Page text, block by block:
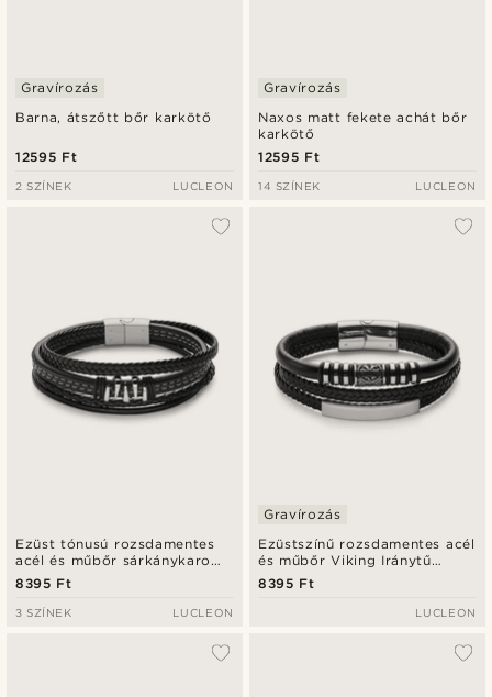
Barna, átszőtt bőr karkötő
Gravírozás
12595 Ft
2 SZÍNEK LUCLEON
Naxos matt fekete achát bőr
karkötő
Gravírozás
12595 Ft
14 SZÍNEK LUCLEON
Ezüst tónusú rozsdamentes
acél és műbőr sárkánykarom
karkötő
8395 Ft
3 SZÍNEK LUCLEON
Ezüstszínű rozsdamentes acél
és műbőr Viking Iránytű
azonosító karkötő
Gravírozás
8395 Ft
LUCLEON